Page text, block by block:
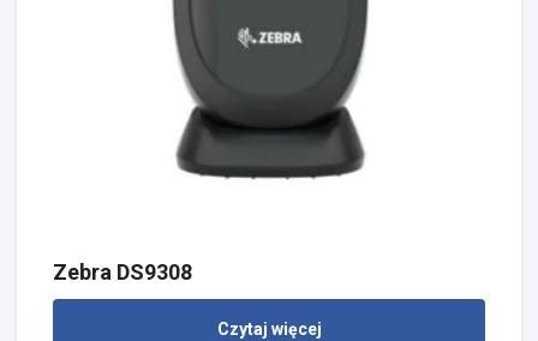
Zebra DS9308
Czytaj więcej